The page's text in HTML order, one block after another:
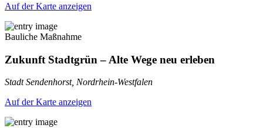
Auf der Karte anzeigen
Bauliche Maßnahme
Zukunft Stadtgrün – Alte Wege neu erleben
Stadt Sendenhorst, Nordrhein-Westfalen
Auf der Karte anzeigen